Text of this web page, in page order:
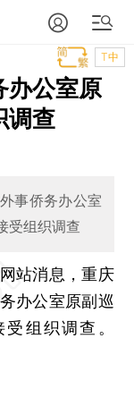
T中
办公室原
调查
事侨务办公室
受组织调查
站消息，重庆
办公室原副巡
组织调查。